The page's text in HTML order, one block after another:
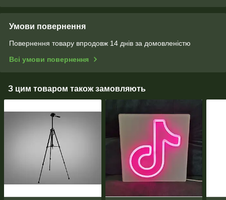
Умови повернення
Повернення товару впродовж 14 днів за домовленістю
Всі умови повернення
З цим товаром також замовляють